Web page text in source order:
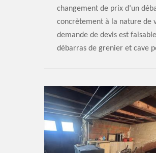
changement de prix d’un
concrètement à la nature de
demande de devis est
débarras de grenier et cave